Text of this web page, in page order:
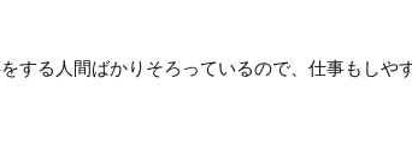
する人間ばかりそろっているので、仕事もし